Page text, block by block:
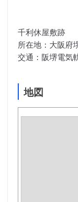
千利休屋敷跡
所在地：大阪府
交通：阪堺電気
地図